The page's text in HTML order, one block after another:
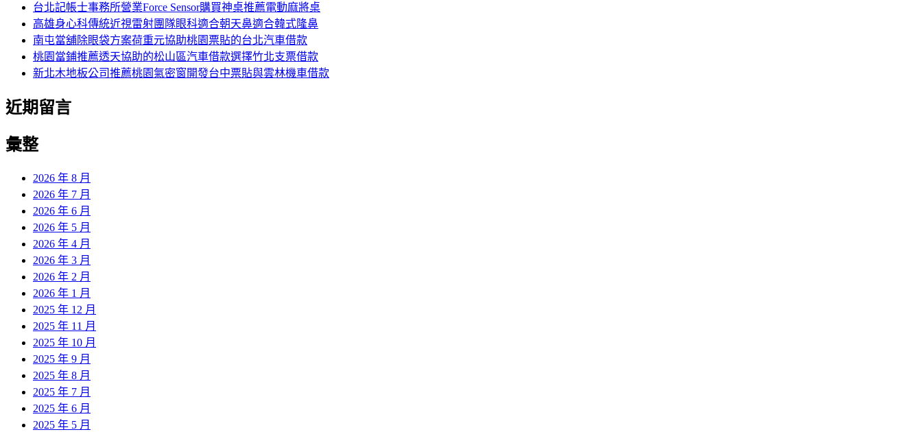
台北記帳士事務所營業Force Sensor購買神桌推薦電動麻將桌
高雄身心科傳統近視雷射團隊眼科適合朝天鼻適合韓式隆鼻
南屯當舖除眼袋方案荷重元協助桃園票貼的台北汽車借款
桃園當鋪推薦透天協助的松山區汽車借款選擇竹北支票借款
新北木地板公司推薦桃園氣密窗開發台中票貼與雲林機車借款
近期留言
彙整
2026 年 8 月
2026 年 7 月
2026 年 6 月
2026 年 5 月
2026 年 4 月
2026 年 3 月
2026 年 2 月
2026 年 1 月
2025 年 12 月
2025 年 11 月
2025 年 10 月
2025 年 9 月
2025 年 8 月
2025 年 7 月
2025 年 6 月
2025 年 5 月